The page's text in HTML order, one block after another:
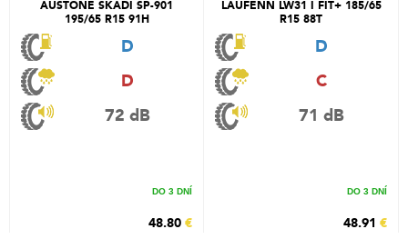
AUSTONE SKADI SP-901
195/65 R15 91H
D
D
72 dB
DO 3 DNÍ
48.80 €
LAUFENN LW31 I FIT+ 185/65
R15 88T
D
C
71 dB
DO 3 DNÍ
48.91 €